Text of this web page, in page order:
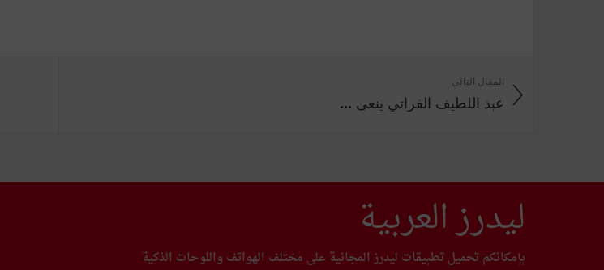
المقال التالي
عبد اللطيف الفراتي ينعى ...
ليدرز العربية
بإمكانكم تحميل تطبيقات ليدرز المجانية على مختلف الهواتف واللوحات الذكية